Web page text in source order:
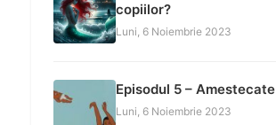
copiilor?
Luni, 6 Noiembrie 2023
Episodul 5 – Amestecate
Luni, 6 Noiembrie 2023